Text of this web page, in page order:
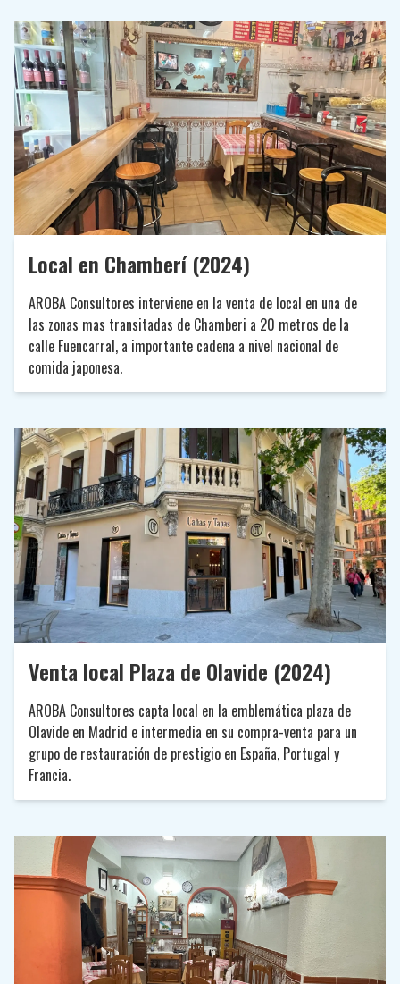
Local en Chamberí (2024)
AROBA Consultores interviene en la venta de local en una de
las zonas mas transitadas de Chamberi a 20 metros de la
calle Fuencarral, a importante cadena a nivel nacional de
comida japonesa.
Venta local Plaza de Olavide (2024)
AROBA Consultores capta local en la emblemática plaza de
Olavide en Madrid e intermedia en su compra-venta para un
grupo de restauración de prestigio en España, Portugal y
Francia.